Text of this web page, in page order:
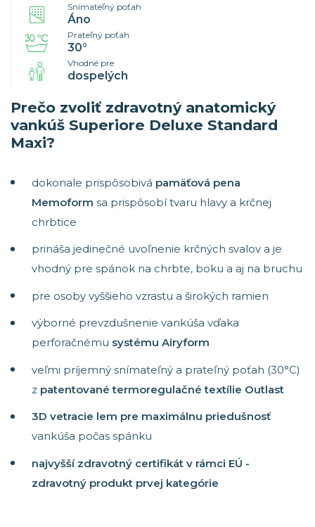
Prečo zvoliť zdravotný anatomický
vankúš Superiore Deluxe Standard
Maxi?
dokonale prispôsobivá pamäťová pena
Memoform sa prispôsobí tvaru hlavy a krčnej
chrbtice
prináša jedinečné uvoľnenie krčných svalov a je
vhodný pre spánok na chrbte, boku a aj na bruchu
pre osoby vyššieho vzrastu a širokých ramien
výborné prevzdušnenie vankúša vďaka
perforačnému systému Airyform
veľmi príjemný snímateľný a prateľný poťah (30°C)
z patentované termoregulačné textílie Outlast
3D vetracie lem pre maximálnu priedušnosť
vankúša počas spánku
najvyšší zdravotný certifikát v rámci EÚ -
zdravotný produkt prvej kategórie
Snímateľný poťah
Áno
Prateľný poťah
30°
Vhodné pre
dospelých